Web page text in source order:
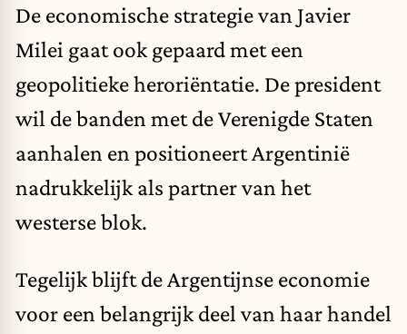
De economische strategie van Javier
Milei gaat ook gepaard met een
geopolitieke heroriëntatie. De president
wil de banden met de Verenigde Staten
aanhalen en positioneert Argentinië
nadrukkelijk als partner van het
westerse blok.
Tegelijk blijft de Argentijnse economie
voor een belangrijk deel van haar handel